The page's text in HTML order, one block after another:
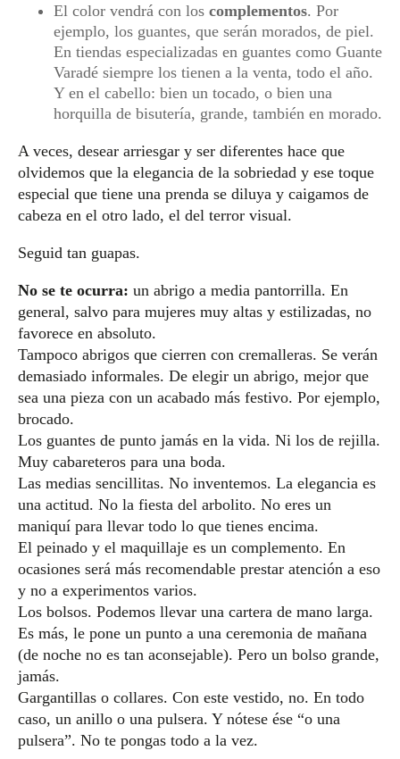
El color vendrá con los complementos. Por
ejemplo, los guantes, que serán morados, de piel.
En tiendas especializadas en guantes como Guante
Varadé siempre los tienen a la venta, todo el año.
Y en el cabello: bien un tocado, o bien una
horquilla de bisutería, grande, también en morado.
A veces, desear arriesgar y ser diferentes hace que
olvidemos que la elegancia de la sobriedad y ese toque
especial que tiene una prenda se diluya y caigamos de
cabeza en el otro lado, el del terror visual.
Seguid tan guapas.
No se te ocurra: un abrigo a media pantorrilla. En
general, salvo para mujeres muy altas y estilizadas, no
favorece en absoluto.
Tampoco abrigos que cierren con cremalleras. Se verán
demasiado informales. De elegir un abrigo, mejor que
sea una pieza con un acabado más festivo. Por ejemplo,
brocado.
Los guantes de punto jamás en la vida. Ni los de rejilla.
Muy cabareteros para una boda.
Las medias sencillitas. No inventemos. La elegancia es
una actitud. No la fiesta del arbolito. No eres un
maniquí para llevar todo lo que tienes encima.
El peinado y el maquillaje es un complemento. En
ocasiones será más recomendable prestar atención a eso
y no a experimentos varios.
Los bolsos. Podemos llevar una cartera de mano larga.
Es más, le pone un punto a una ceremonia de mañana
(de noche no es tan aconsejable). Pero un bolso grande,
jamás.
Gargantillas o collares. Con este vestido, no. En todo
caso, un anillo o una pulsera. Y nótese ése “o una
pulsera”. No te pongas todo a la vez.